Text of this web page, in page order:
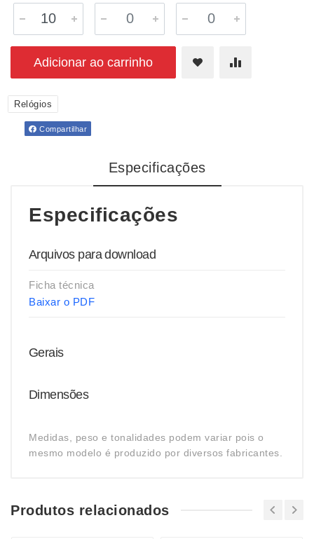
Adicionar ao carrinho
Relógios
Compartilhar
Especificações
Especificações
Arquivos para download
Ficha técnica
Baixar o PDF
Gerais
Dimensões
Medidas, peso e tonalidades podem variar pois o
mesmo modelo é produzido por diversos fabricantes.
Produtos relacionados